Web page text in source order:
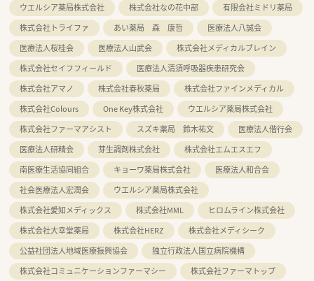
ウエルシア薬局株式会社
株式会社なの花中部
有限会社ミドリ薬局
株式会社トライファ
あい薬局 森 康哲
医療法人八誠会
医療法人桜桂会
医療法人山武会
株式会社メディカルブレイン
株式会社セイフフィールド
医療法人清須呼吸器疾患研究会
株式会社アマノ
株式会社春秋薬局
株式会社ファインメディカル
株式会社Colours
One Key株式会社
ウエルシア薬局株式会社
株式会社ファーマアシスト
スズキ薬局 鈴木祐文
医療法人偕行会
医療法人研精会
芽生調剤株式会社
株式会社エムエスエフ
南医療生活協同組合
キョーワ薬局株式会社
医療法人和合会
社会医療法人宏潤会
ウエルシア薬局株式会社
株式会社愛知メディックス
株式会社MML
ヒロムライン株式会社
株式会社大幸堂薬局
株式会社HERZ
株式会社メディシーク
公益社団法人地域医療振興協会
独立行政法人国立病院機構
株式会社コミュニケーションファーマシー
株式会社ファーマトップ